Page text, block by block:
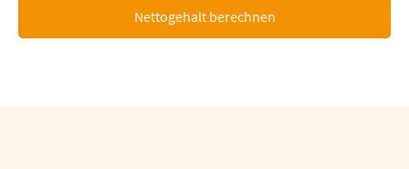
Nettogehalt berechnen